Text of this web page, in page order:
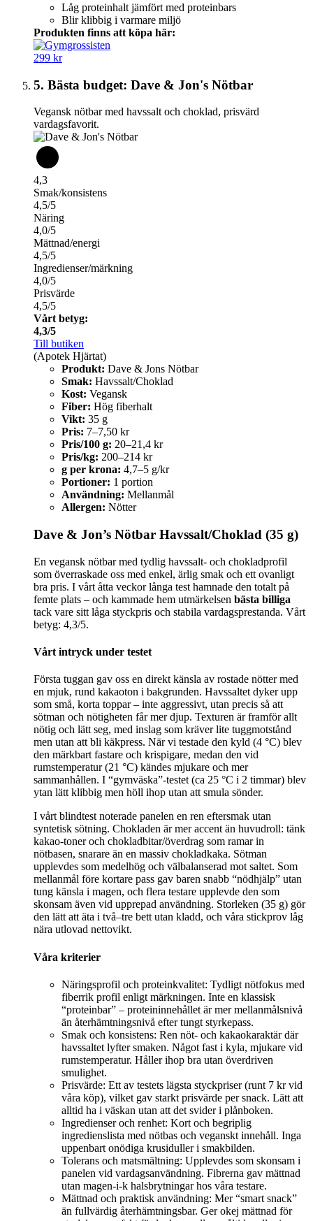
Låg proteinhalt jämfört med proteinbars
Blir klibbig i varmare miljö
Produkten finns att köpa här:
299 kr
5. Bästa budget: Dave & Jon's Nötbar
Vegansk nötbar med havssalt och choklad, prisvärd
vardagsfavorit.
4,3
Smak/konsistens
4,5/5
Näring
4,0/5
Mättnad/energi
4,5/5
Ingredienser/märkning
4,0/5
Prisvärde
4,5/5
Vårt betyg:
4,3/5
Till butiken
(Apotek Hjärtat)
Produkt: Dave & Jons Nötbar
Smak: Havssalt/Choklad
Kost: Vegansk
Fiber: Hög fiberhalt
Vikt: 35 g
Pris: 7–7,50 kr
Pris/100 g: 20–21,4 kr
Pris/kg: 200–214 kr
g per krona: 4,7–5 g/kr
Portioner: 1 portion
Användning: Mellanmål
Allergen: Nötter
Dave & Jon’s Nötbar Havssalt/Choklad (35 g)
En vegansk nötbar med tydlig havssalt- och chokladprofil
som överraskade oss med enkel, ärlig smak och ett ovanligt
bra pris. I vårt åtta veckor långa test hamnade den totalt på
femte plats – och kammade hem utmärkelsen bästa billiga
tack vare sitt låga styckpris och stabila vardagsprestanda. Vårt
betyg: 4,3/5.
Vårt intryck under testet
Första tuggan gav oss en direkt känsla av rostade nötter med
en mjuk, rund kakaoton i bakgrunden. Havssaltet dyker upp
som små, korta toppar – inte aggressivt, utan precis så att
sötman och nötigheten får mer djup. Texturen är framför allt
nötig och lätt seg, med inslag som kräver lite tuggmotstånd
men utan att bli käkpress. När vi testade den kyld (4 °C) blev
den märkbart fastare och krispigare, medan den vid
rumstemperatur (21 °C) kändes mjukare och mer
sammanhållen. I “gymväska”-testet (ca 25 °C i 2 timmar) blev
ytan lätt klibbig men höll ihop utan att smula sönder.
I vårt blindtest noterade panelen en ren eftersmak utan
syntetisk sötning. Chokladen är mer accent än huvudroll: tänk
kakao-toner och chokladbitar/överdrag som ramar in
nötbasen, snarare än en massiv chokladkaka. Sötman
upplevdes som medelhög och välbalanserad mot saltet. Som
mellanmål före kortare pass gav baren snabb “nödhjälp” utan
tung känsla i magen, och flera testare upplevde den som
skonsam även vid upprepad användning. Storleken (35 g) gör
den lätt att äta i två–tre bett utan kladd, och våra stickprov låg
nära utlovad nettovikt.
Våra kriterier
Näringsprofil och proteinkvalitet: Tydligt nötfokus med
fiberrik profil enligt märkningen. Inte en klassisk
“proteinbar” – proteininnehållet är mer mellanmålsnivå
än återhämtningsnivå efter tungt styrkepass.
Smak och konsistens: Ren nöt- och kakao­karaktär där
havssaltet lyfter smaken. Något fast i kyla, mjukare vid
rumstemperatur. Håller ihop bra utan överdriven
smulighet.
Prisvärde: Ett av testets lägsta styckpriser (runt 7 kr vid
våra köp), vilket gav starkt prisvärde per snack. Lätt att
alltid ha i väskan utan att det svider i plånboken.
Ingredienser och renhet: Kort och begriplig
ingredienslista med nötbas och veganskt innehåll. Inga
uppenbart onödiga krusiduller i smakbilden.
Tolerans och matsmältning: Upplevdes som skonsam i
panelen vid vardagsanvändning. Fibrerna gav mättnad
utan magen-i-k halsbrytningar hos våra testare.
Mättnad och praktisk användning: Mer “smart snack”
än fullvärdig återhämtningsbar. Ger okej mättnad för